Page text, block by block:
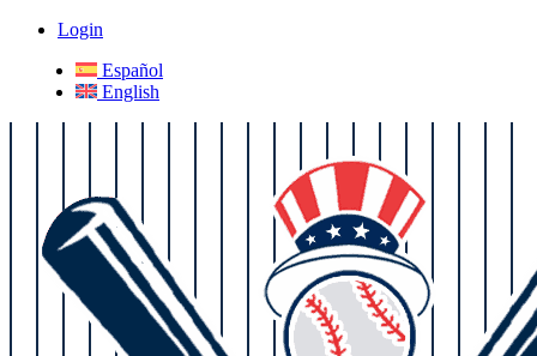
Login
Español
English